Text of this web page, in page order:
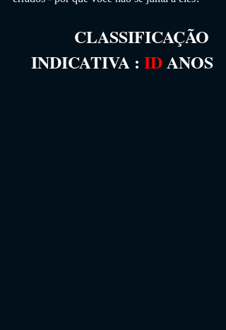
CLASSIFICAÇÃO
INDICATIVA : ID ANOS